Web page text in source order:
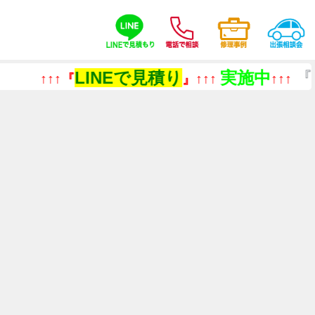
↑↑↑『 LINEで見積り』↑↑↑実施中↑↑↑『